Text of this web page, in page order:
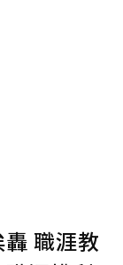
職涯教